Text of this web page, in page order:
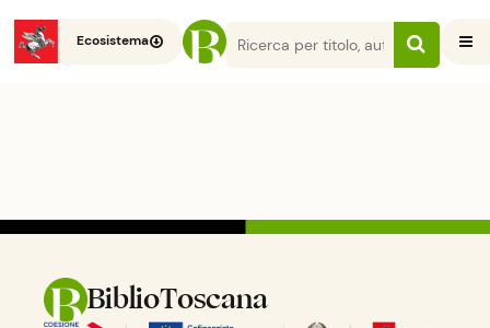
Ecosistema
Pagina non trovata
BiblioToscana